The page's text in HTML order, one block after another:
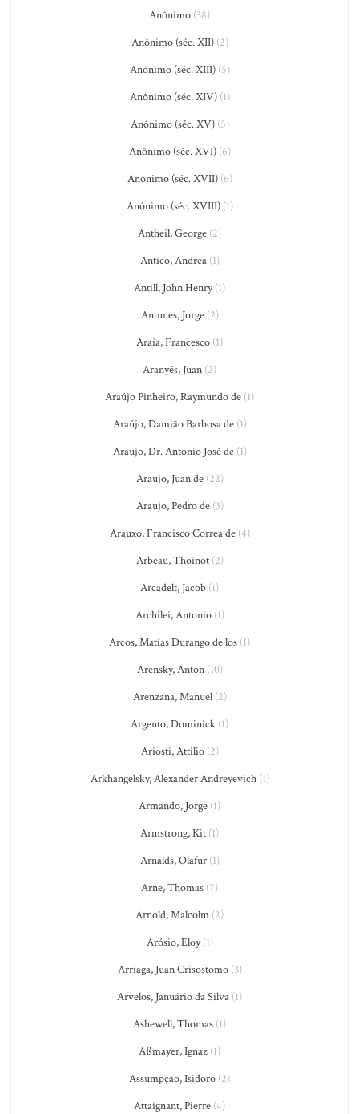
Anônimo (38)
Anônimo (séc. XII)(2)
Anônimo (séc. XIII)(5)
Anônimo (séc. XIV)(1)
Anônimo (séc. XV)(5)
Anônimo (séc. XVI)(6)
Anônimo (séc. XVII)(6)
Anônimo (séc. XVIII)(1)
Antheil, George (2)
Antico, Andrea(1)
Antill, John Henry(1)
Antunes, Jorge(2)
Araia, Francesco (1)
Aranyés, Juan (2)
Araújo Pinheiro, Raymundo de (1)
Araújo, Damião Barbosa de(1)
Araujo, Dr. Antonio José de(1)
Araujo, Juan de(22)
Araujo, Pedro de(3)
Arauxo, Francisco Correa de(4)
Arbeau, Thoinot(2)
Arcadelt, Jacob (1)
Archilei, Antonio(1)
Arcos, Matías Durango de los (1)
Arensky, Anton(10)
Arenzana, Manuel(2)
Argento, Dominick (1)
Ariosti, Attilio(2)
Arkhangelsky, Alexander Andreyevich(1)
Armando, Jorge (1)
Armstrong, Kit (1)
Arnalds, Olafur(1)
Arne, Thomas (7)
Arnold, Malcolm (2)
Arósio, Eloy(1)
Arriaga, Juan Crisostomo(3)
Arvelos, Januário da Silva (1)
Ashewell, Thomas (1)
Aßmayer, Ignaz (1)
Assumpção, Isidoro (2)
Attaignant, Pierre (4)